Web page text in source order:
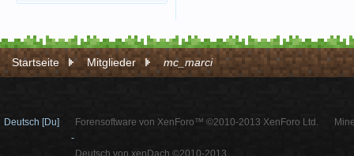
Startseite Mitglieder mc_marci
Deutsch [Du]
Forensoftware von XenForo™ ©2010-2013 XenForo Ltd.
-
Deutsch von xenDach ©2010-2013